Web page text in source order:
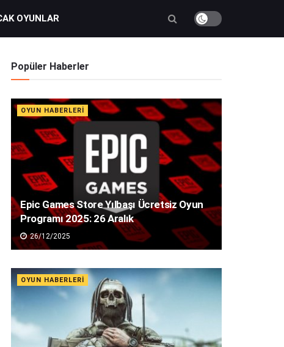
OYUNLAR
Popüler Haberler
OYUN HABERLERI
Epic Games Store Yılbaşı Ücretsiz Oyun
Programı 2025: 26 Aralık
26/12/2025
OYUN HABERLERI